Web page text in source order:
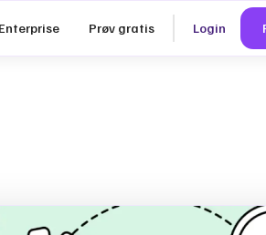
Enterprise Prøv gratis Login